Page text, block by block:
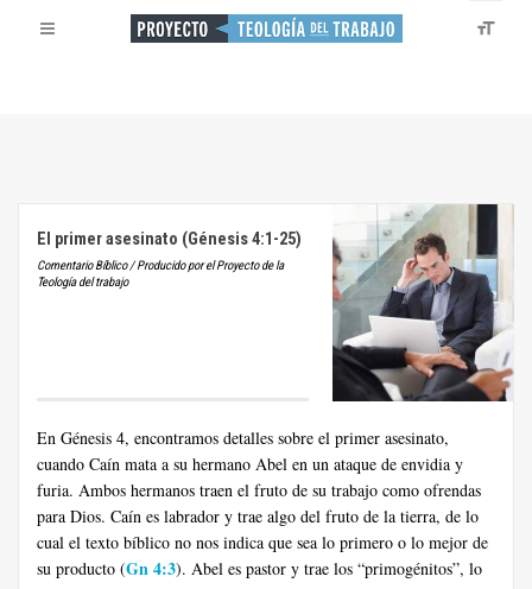
El primer asesinato (Génesis 4:1-25)
Comentario Bíblico / Producido por el Proyecto de la
Teología del trabajo
En Génesis 4, encontramos detalles sobre el primer asesinato,
cuando Caín mata a su hermano Abel en un ataque de envidia y
furia. Ambos hermanos traen el fruto de su trabajo como ofrendas
para Dios. Caín es labrador y trae algo del fruto de la tierra, de lo
cual el texto bíblico no nos indica que sea lo primero o lo mejor de
su producto (Gn 4:3). Abel es pastor y trae los “primogénitos”, lo